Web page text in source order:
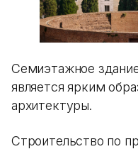
Семиэтажное
является ярким
архитектуры.
Строительство по